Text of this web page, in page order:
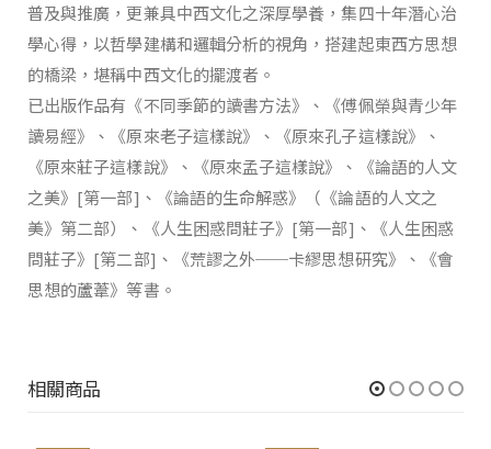
普及與推廣，更兼具中西文化之深厚學養，集四十年潛心治
學心得，以哲學建構和邏輯分析的視角，搭建起東西方思想
的橋梁，堪稱中西文化的擺渡者。
已出版作品有《不同季節的讀書方法》、《傅佩榮與青少年
讀易經》、《原來老子這樣說》、《原來孔子這樣說》、
《原來莊子這樣說》、《原來孟子這樣說》、《論語的人文
之美》[第一部]、《論語的生命解惑》（《論語的人文之
美》第二部）、《人生困惑問莊子》[第一部]、《人生困惑
問莊子》[第二部]、《荒謬之外──卡繆思想研究》、《會
思想的蘆葦》等書。
相關商品